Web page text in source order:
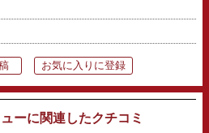
お気に入りに登録
ーに関連したクチコミ